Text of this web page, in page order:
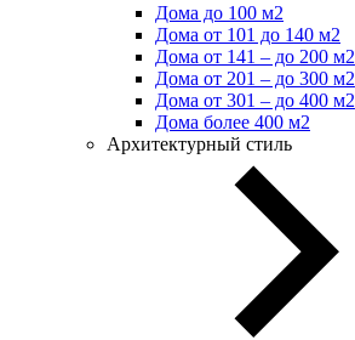
Дома до 100 м2
Дома от 101 до 140 м2
Дома от 141 – до 200 м2
Дома от 201 – до 300 м2
Дома от 301 – до 400 м2
Дома более 400 м2
Архитектурный стиль